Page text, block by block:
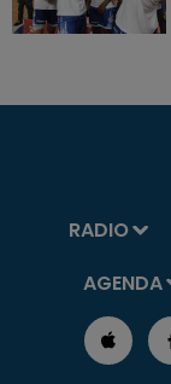
RADIO
AGENDA